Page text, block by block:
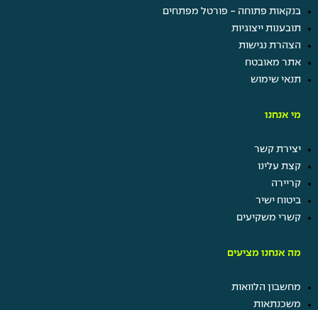
בנקאות פתוחה - פורטל מפתחים
תובענות ייצוגיות
הצהרת נגישות
אתר מאובטח
תנאי שימוש
מי אנחנו
יצירת קשר
קצת עלינו
קריירה
ביטוח ישיר
קשרי משקיעים
מה אנחנו מציעים
מחשבון הלוואות
משכנתאות